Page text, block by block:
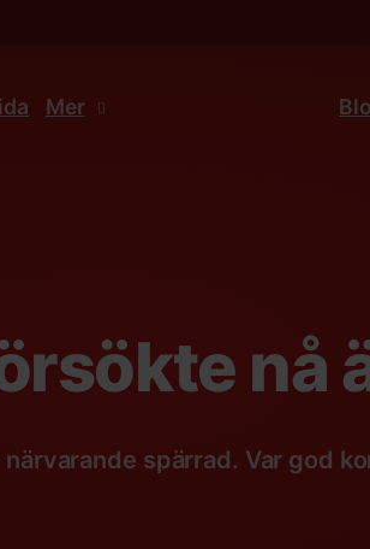
Mer
nå
spärrad. Var god